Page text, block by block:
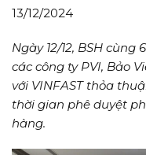
13/12/2024
Ngày 12/12, BSH
các công ty PVI, Bảo
với VINFAST thỏa
thời gian phê duyệt
hàng.